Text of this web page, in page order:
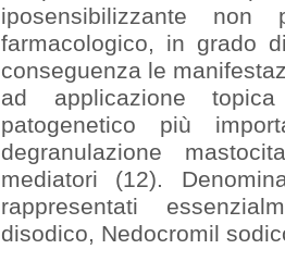
iposensibilizzante
farmacologico, in grado
conseguenza le
ad applicazione
patogenetico più
degranulazione
mediatori (12).
rappresentati
disodico, Nedocromil